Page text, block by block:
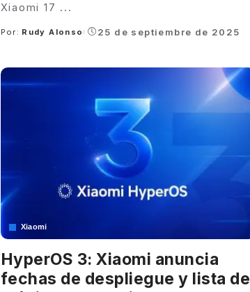
Xiaomi 17 ...
Posted
Por: Rudy Alonso 25 de septiembre de 2025
Xiaomi
HyperOS 3: Xiaomi anuncia
fechas de despliegue y lista de